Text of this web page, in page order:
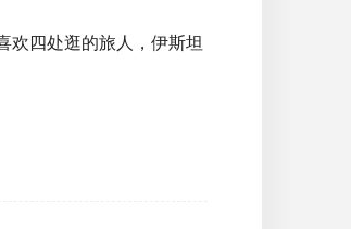
欢四处逛的旅人，伊斯坦